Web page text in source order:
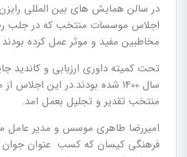
در سالن همایش های بین المللی رایزن
اجلاس موسسات منتخب که در جلب
مخاطبین مفید و موثر عمل کرده
تحت کمیته داوری ارزبابی و کاندید
سال 1400 شده بودند.در این اجلاس
منتخب تقدیر و تجلیل بعمل امد.
امیررضا طاهری موسس و مدیر عامل
فرهنگی کیسان که کسب عنوان جوان